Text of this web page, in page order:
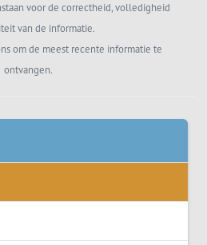
voor de correctheid, volledigheid
van de informatie.
om de meest recente informatie te
ontvangen.